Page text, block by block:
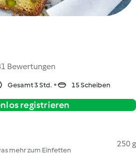
Bewertungen
Gesamt 3 Std. 15 Scheiben
registrieren
mehr zum Einfetten
250 g